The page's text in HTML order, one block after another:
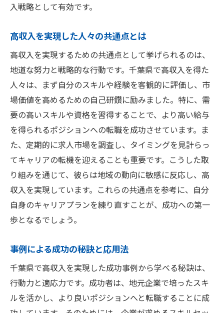
入戦略として有効です。
高収入を実現した人々の共通点とは
高収入を実現するための共通点として挙げられるのは、
地道な努力と戦略的な行動です。千葉県で高収入を得た
人々は、まず自分のスキルや経験を客観的に評価し、市
場価値を高めるための自己研鑽に励みました。特に、需
要の高いスキルや資格を習得することで、より高い給与
を得られるポジションへの転職を成功させています。ま
た、定期的に求人市場を調査し、タイミングを見計らっ
てキャリアの転機を迎えることも重要です。こうした取
り組みを通じて、彼らは地域の動向に敏感に反応し、高
収入を実現しています。これらの共通点を参考に、自分
自身のキャリアプランを練り直すことが、成功への第一
歩となるでしょう。
事例による成功の秘訣と応用法
千葉県で高収入を実現した成功事例から学べる秘訣は、
行動力と適応力です。成功者は、地元企業で培ったスキ
ルを活かし、より良いポジションへと転職することに成